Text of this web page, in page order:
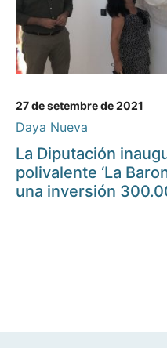
27 de setembre de 2021
Daya Nueva
La Diputación
polivalente ‘La
una inversión